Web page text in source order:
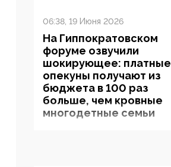
06:38, 19 Июня 2026
На Гиппократовском
форуме озвучили
шокирующее: платные
опекуны получают из
бюджета в 100 раз
больше, чем кровные
многодетные семьи